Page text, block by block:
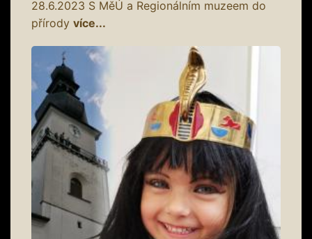
28.6.2023 S MěÚ a Regionálním muzeem do
přírody více...